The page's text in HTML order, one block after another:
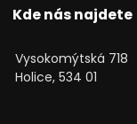
Kde nás najdete
Vysokomýtská 718
Holice, 534 01